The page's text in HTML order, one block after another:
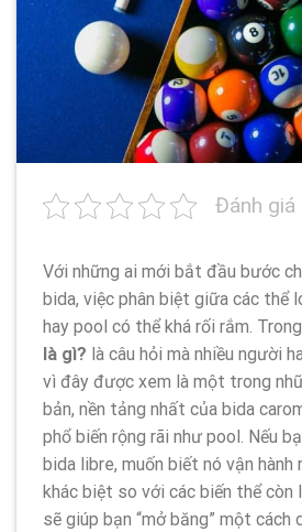
Đánh giá
Với những ai mới bắt đầu bước
bida, việc phân biệt giữa các thể
hay pool có thể khá rối rắm.
là gì? là câu hỏi mà nhiều người
vì đây được xem là một trong
bản, nền tảng nhất của bida
phổ biến rộng rãi như pool. Nếu
bida libre, muốn biết nó vận hành
khác biệt so với các biến thể còn
sẽ giúp bạn “mở băng” một cách